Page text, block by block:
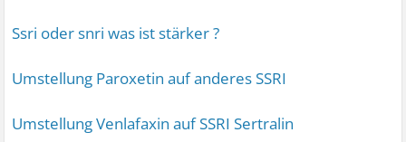
Ssri oder snri was ist stärker ?
Umstellung Paroxetin auf anderes SSRI
Umstellung Venlafaxin auf SSRI Sertralin